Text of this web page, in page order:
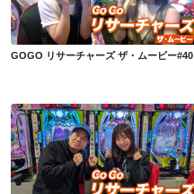
GOGO リサーチャーズ ザ・ムービー#40
GOGO リサーチャーズ ザ・ムービー#38